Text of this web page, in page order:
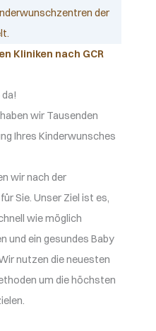
der
Kliniken nach GCR
wir Tausenden
Ihres Kinderwunsches
wir nach der
Sie. Unser Ziel ist es,
wie möglich
und ein gesundes Baby
nutzen die neuesten
um die höchsten